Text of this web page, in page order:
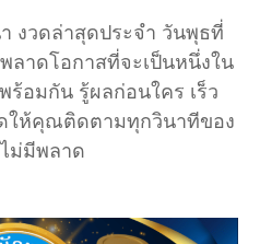
งวดล่าสุดประจำ วันพุธที่
ลาดโอกาสที่จะเป็นหนึ่งใน
อมกัน รู้ผลก่อนใคร เร็ว
ให้คุณติดตามทุกวินาทีของ
ม่มีพลาด